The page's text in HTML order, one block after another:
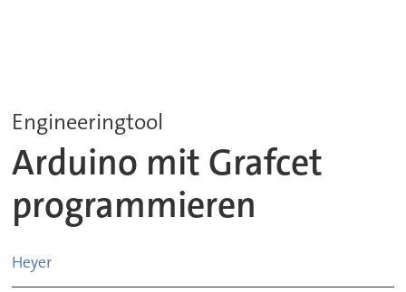
Engineeringtool
Arduino mit Grafcet
programmieren
Heyer